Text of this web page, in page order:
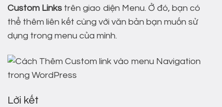
Custom Links trên giao diện Menu. Ở đó, bạn có
thể thêm liên kết cùng với văn bản bạn muốn sử
dụng trong menu của mình.
Lời kết